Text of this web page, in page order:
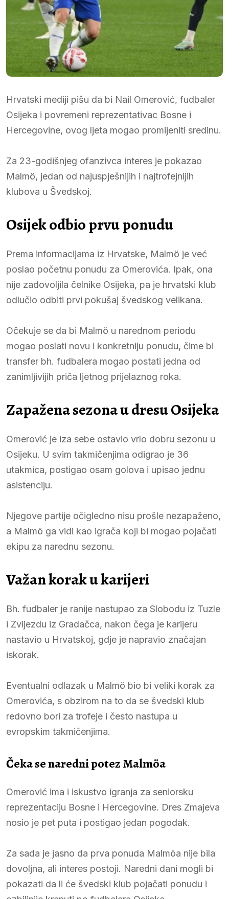
Hrvatski mediji pišu da bi Nail Omerović, fudbaler
Osijeka i povremeni reprezentativac Bosne i
Hercegovine, ovog ljeta mogao promijeniti sredinu.
Za 23-godišnjeg ofanzivca interes je pokazao
Malmö, jedan od najuspješnijih i najtrofejnijih
klubova u Švedskoj.
Osijek odbio prvu ponudu
Prema informacijama iz Hrvatske, Malmö je već
poslao početnu ponudu za Omerovića. Ipak, ona
nije zadovoljila čelnike Osijeka, pa je hrvatski klub
odlučio odbiti prvi pokušaj švedskog velikana.
Očekuje se da bi Malmö u narednom periodu
mogao poslati novu i konkretniju ponudu, čime bi
transfer bh. fudbalera mogao postati jedna od
zanimljivijih priča ljetnog prijelaznog roka.
Zapažena sezona u dresu Osijeka
Omerović je iza sebe ostavio vrlo dobru sezonu u
Osijeku. U svim takmičenjima odigrao je 36
utakmica, postigao osam golova i upisao jednu
asistenciju.
Njegove partije očigledno nisu prošle nezapaženo,
a Malmö ga vidi kao igrača koji bi mogao pojačati
ekipu za narednu sezonu.
Važan korak u karijeri
Bh. fudbaler je ranije nastupao za Slobodu iz Tuzle
i Zvijezdu iz Gradačca, nakon čega je karijeru
nastavio u Hrvatskoj, gdje je napravio značajan
iskorak.
Eventualni odlazak u Malmö bio bi veliki korak za
Omerovića, s obzirom na to da se švedski klub
redovno bori za trofeje i često nastupa u
evropskim takmičenjima.
Čeka se naredni potez Malmöa
Omerović ima i iskustvo igranja za seniorsku
reprezentaciju Bosne i Hercegovine. Dres Zmajeva
nosio je pet puta i postigao jedan pogodak.
Za sada je jasno da prva ponuda Malmöa nije bila
dovoljna, ali interes postoji. Naredni dani mogli bi
pokazati da li će švedski klub pojačati ponudu i